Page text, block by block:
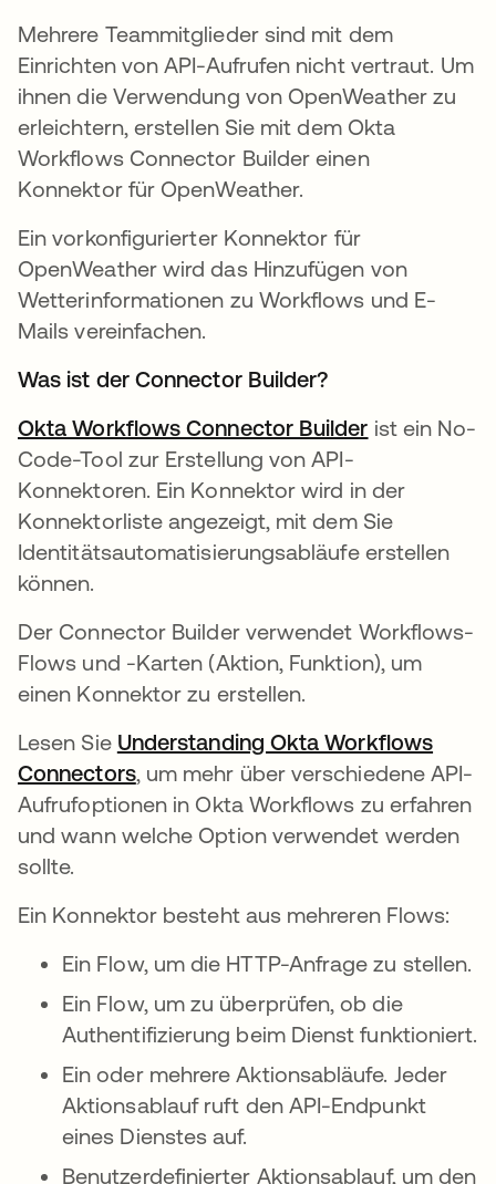
Mehrere Teammitglieder sind mit dem
Einrichten von API-Aufrufen nicht vertraut. Um
ihnen die Verwendung von OpenWeather zu
erleichtern, erstellen Sie mit dem Okta
Workflows Connector Builder einen
Konnektor für OpenWeather.
Ein vorkonfigurierter Konnektor für
OpenWeather wird das Hinzufügen von
Wetterinformationen zu Workflows und E-
Mails vereinfachen.
Was ist der Connector Builder?
Okta Workflows Connector Builder wird in
ist ein No-
Code-Tool zur Erstellung von API-
Konnektoren. Ein Konnektor wird in der
Konnektorliste angezeigt, mit dem Sie
Identitätsautomatisierungsabläufe erstellen
können.
Der Connector Builder verwendet Workflows-
Flows und -Karten (Aktion, Funktion), um
einen Konnektor zu erstellen.
Lesen Sie Understanding Okta Workflows
Connectorswird in einer neuen Registerkarte
, um mehr über verschiedene API-
Aufrufoptionen in Okta Workflows zu erfahren
und wann welche Option verwendet werden
sollte.
Ein Konnektor besteht aus mehreren Flows:
Ein Flow, um die HTTP-Anfrage zu stellen.
Ein Flow, um zu überprüfen, ob die
Authentifizierung beim Dienst funktioniert.
Ein oder mehrere Aktionsabläufe. Jeder
Aktionsablauf ruft den API-Endpunkt
eines Dienstes auf.
Benutzerdefinierter Aktionsablauf, um den